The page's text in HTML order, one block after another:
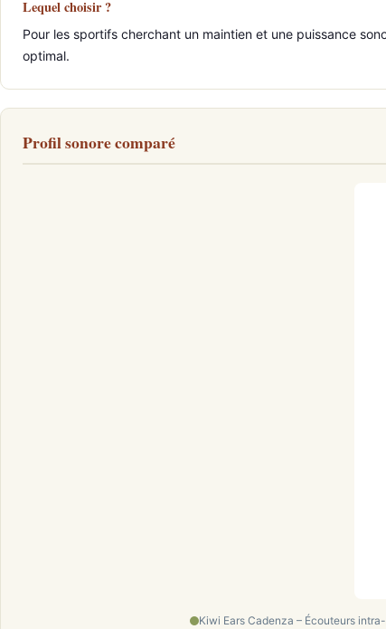
Lequel choisir ?
Pour les sportifs cherchant un maintien et une puissance
optimal.
Profil sonore comparé
Kiwi Ears Cadenza – Écouteurs